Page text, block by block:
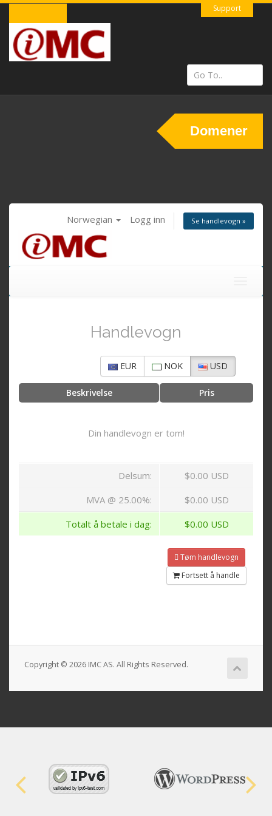
Support
Domener
Norwegian Logg inn Se handlevogn »
Handlevogn
EUR NOK USD
Beskrivelse Pris
Din handlevogn er tom!
Delsum:
$0.00 USD
MVA @ 25.00%:
$0.00 USD
Totalt å betale i dag:
$0.00 USD
Tøm handlevogn
Fortsett å handle
Copyright © 2026 IMC AS. All Rights Reserved.